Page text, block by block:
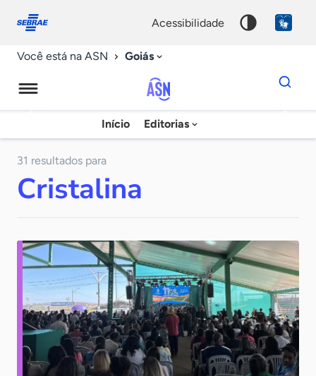
conosco
acessibilidade
Você está na ASN Goiás
Agência
Sebrae
Início Editorias
Dados
para
chave
31 resultados para
Cristalina